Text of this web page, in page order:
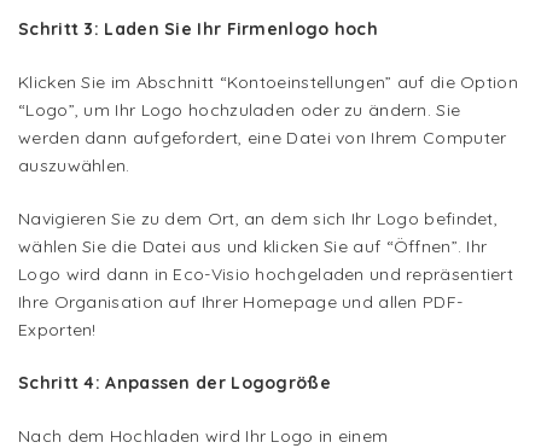
Schritt 3: Laden Sie Ihr Firmenlogo hoch
Klicken Sie im Abschnitt “Kontoeinstellungen” auf die Option
“Logo”, um Ihr Logo hochzuladen oder zu ändern. Sie
werden dann aufgefordert, eine Datei von Ihrem Computer
auszuwählen.
Navigieren Sie zu dem Ort, an dem sich Ihr Logo befindet,
wählen Sie die Datei aus und klicken Sie auf “Öffnen”. Ihr
Logo wird dann in Eco-Visio hochgeladen und repräsentiert
Ihre Organisation auf Ihrer Homepage und allen PDF-
Exporten!
Schritt 4: Anpassen der Logogröße
Nach dem Hochladen wird Ihr Logo in einem